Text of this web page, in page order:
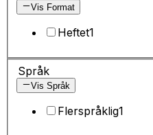
Vis Format
Heftet1
Språk
Vis Språk
Flerspråklig1